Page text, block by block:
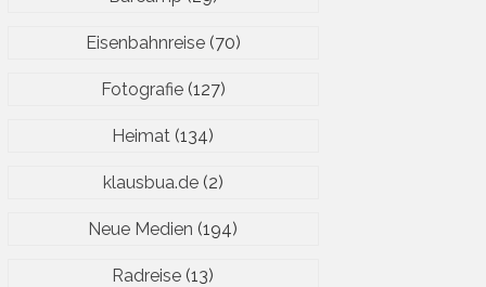
Eisenbahnreise(70)
Fotografie(127)
Heimat (134)
klausbua.de(2)
Neue Medien (194)
Radreise (13)